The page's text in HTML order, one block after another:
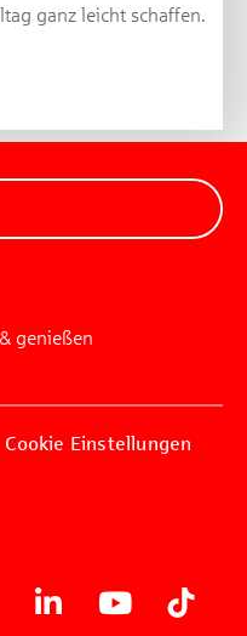
ganz leicht schaffen.
genießen
Cookie Einstellungen